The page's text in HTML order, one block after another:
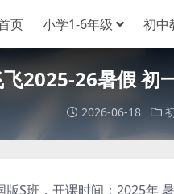
页 小学1-6年级 初中
2025-26暑假 初
2026-06-18
S班，开课时间：2025年